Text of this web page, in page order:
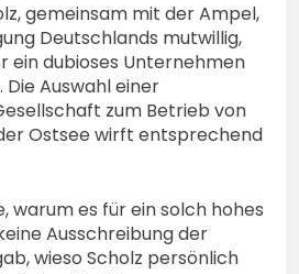
eines Fotos
gemeinsam mit der Ampel,
Deutschlands mutwillig,
ein dubioses Unternehmen
Auswahl einer
zum Betrieb von
Ostsee wirft entsprechend
warum es für ein solch hohes
Ausschreibung der
wieso Scholz persönlich